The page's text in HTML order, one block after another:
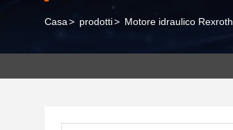
Casa> prodotti> Motore idraulico Rexroth